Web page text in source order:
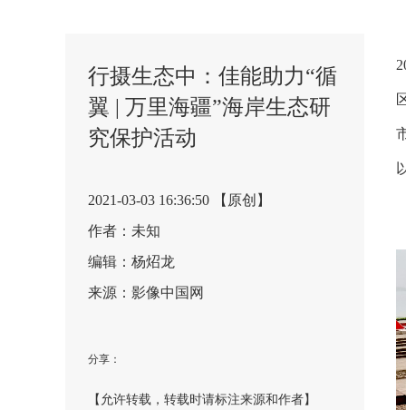
行摄生态中：佳能助力“循
翼 | 万里海疆”海岸生态研
究保护活动
2021-03-03 16:36:50 【原创】
作者：未知
编辑：杨炤龙
来源：影像中国网
分享：
【允许转载，转载时请标注来源和作者】